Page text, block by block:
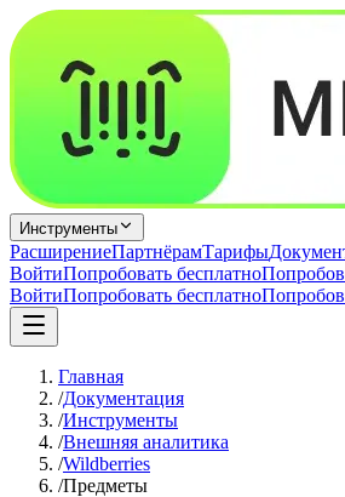
Инструменты
РасширениеПартнёрамТарифы
ВойтиПопробовать бесплатно
ВойтиПопробовать бесплатно
Главная
/Документация
/Инструменты
/Внешняя аналитика
/Wildberries
/Предметы